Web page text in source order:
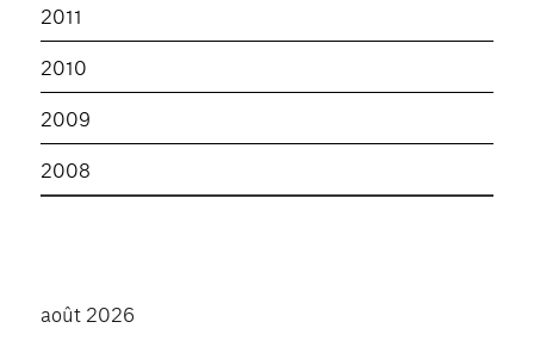
2011
2010
2009
2008
août 2026